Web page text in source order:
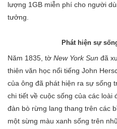
lượng 1GB miễn phí cho người
tưởng.
Phát hiện sự
Năm 1835, tờ New York Sun đã
thiên văn học nổi tiếng John
của ông đã phát hiện ra sự sống
chi tiết về cuộc sống của các
đàn bò rừng lang thang trên các
một sừng màu xanh sống trên